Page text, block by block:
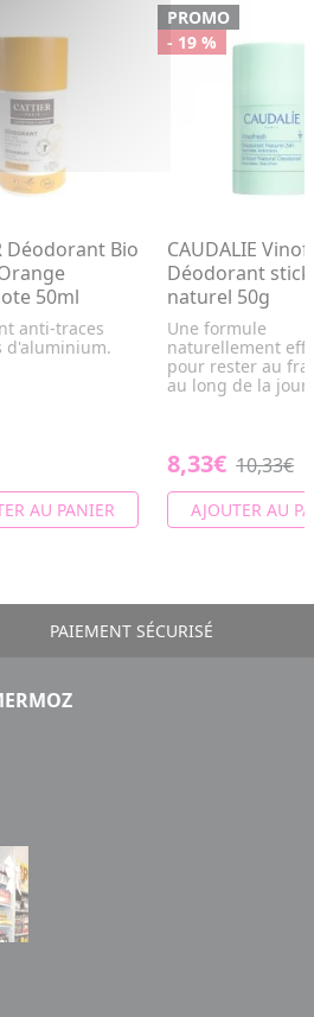
Déodorant Bio
50ml
anti-traces
d'aluminium.
AU PANIER
PROMO
- 19 %
CAUDALIE
Déodorant stick
naturel 50g
Une formule
naturellement
pour rester au
au long de la
8,33€ 10,33€
AJOUTER AU
PAIEMENT SÉCURISÉ